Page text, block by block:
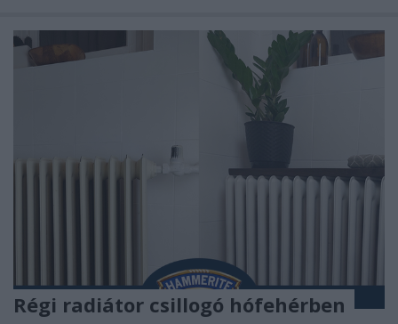
Régi radiátor csillogó hófehérben